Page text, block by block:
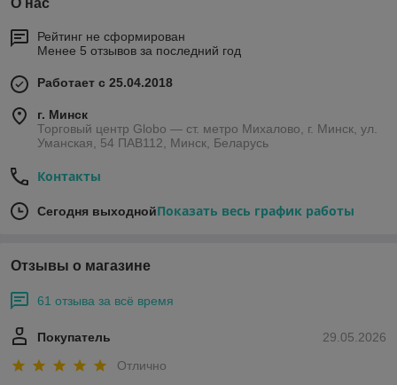
О нас
Рейтинг не сформирован
Менее 5 отзывов за последний год
Работает с 25.04.2018
г. Минск
Торговый центр Globo — ст. метро Михалово, г. Минск, ул.
Уманская, 54 ПАВ112, Минск, Беларусь
Контакты
Сегодня выходнойПоказать весь график работы
Отзывы о магазине
61 отзыва за всё время
29.05.2026
Покупатель
Отлично